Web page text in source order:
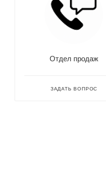
Отдел продаж
ЗАДАТЬ ВОПРОС